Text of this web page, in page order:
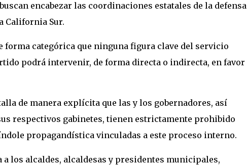
encabezar las coordinaciones estatales de la defensa
California Sur.
forma categórica que ninguna figura clave del servicio
podrá intervenir, de forma directa o indirecta, en favor
de manera explícita que las y los gobernadores, así
respectivos gabinetes, tienen estrictamente prohibido
propagandística vinculadas a este proceso interno.
a los alcaldes, alcaldesas y presidentes municipales,